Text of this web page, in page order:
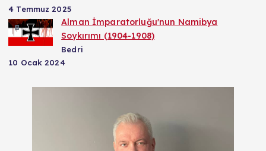
4 Temmuz 2025
Alman İmparatorluğu'nun Namibya
Soykırımı (1904-1908)
Bedri
10 Ocak 2024